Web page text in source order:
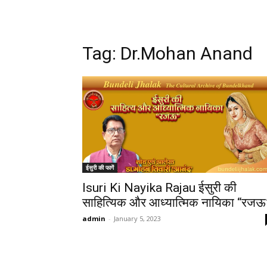
Tag: Dr.Mohan Anand
ईसुरी की फागें
Isuri Ki Nayika Rajau ईसुरी की
साहित्यिक और आध्यात्मिक नायिका
admin - January 5, 2023